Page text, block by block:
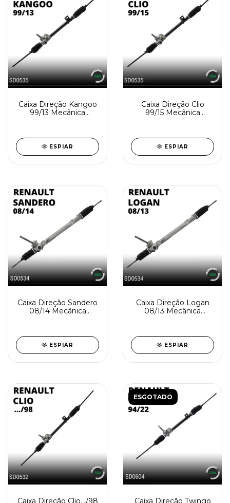
Caixa Direção Kangoo
99/13 Mecânica
ESPIAR
Caixa Direção Clio
99/15 Mecânica
ESPIAR
Caixa Direção Sandero
08/14 Mecânica
ESPIAR
Caixa Direção Logan
08/13 Mecânica
ESPIAR
Caixa Direção Clio.../98
ESGOTADO
Caixa Direção Twingo